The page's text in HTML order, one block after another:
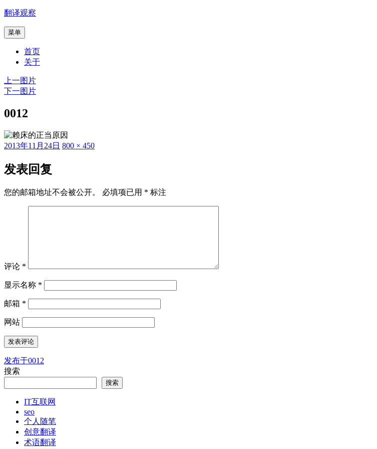
跳
内
翻译观察
菜单
首页
关于
上一图片
下一图片
0012
发
于
2013年11月24日 原
800 × 450
发表回复
您的邮箱地址不会被公开。 必填项已用 * 标注
评论 *
显示名称 *
邮箱 *
网站
文
章
发布于0012
搜索
搜索
IT互联网
seo
个人随笔
创意翻译
术语翻译